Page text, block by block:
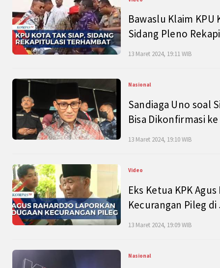
Bawaslu Klaim
Sidang Pleno
13 Maret 2024, 19:11 WIB
Nasional
Sandiaga Uno soal
Bisa Dikonfirmasi
13 Maret 2024, 19:10 WIB
Video
Eks Ketua KPK
Kecurangan Pileg
13 Maret 2024, 19:09 WIB
Nasional